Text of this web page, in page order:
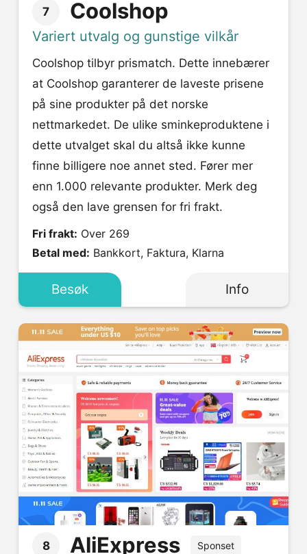
7 Coolshop
Variert utvalg og gunstige vilkår
Coolshop tilbyr prismatch. Dette innebærer
at Coolshop garanterer de laveste prisene
på sine produkter på det norske
nettmarkedet. De ulike sminkeproduktene i
dette utvalget skal du altså ikke kunne
finne billigere noe annet sted. Fører mer
enn 1.000 relevante produkter. Merk deg
også den lave grensen for fri frakt.
Fri frakt: Over 269
Betal med: Bankkort, Faktura, Klarna
Besøk Info
8 AliExpress Sponset